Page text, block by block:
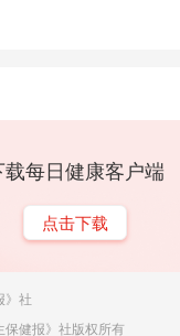
载每日健康客户端
点击下载
》社
保健报》社版权所有